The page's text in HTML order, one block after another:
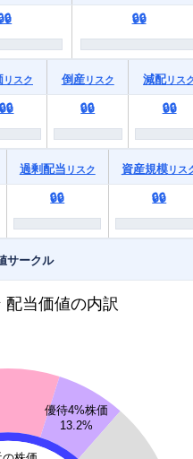
🔒🔒
リスク 倒産リスク 減配リス
🔒🔒 🔒🔒 🔒🔒
過剰配当 リスク 資産規模リス
🔒🔒 🔒🔒
サークル